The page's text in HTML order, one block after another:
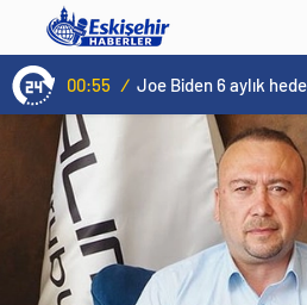
00:55 /
Şok İddialar